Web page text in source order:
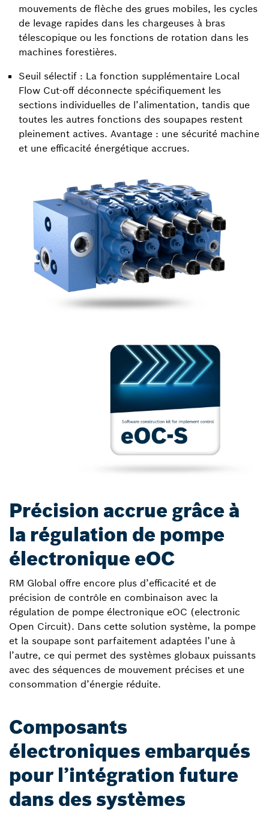
mouvements de flèche des grues mobiles, les cycles
de levage rapides dans les chargeuses à bras
télescopique ou les fonctions de rotation dans les
machines forestières.
Seuil sélectif : La fonction supplémentaire Local
Flow Cut-off déconnecte spécifiquement les
sections individuelles de l’alimentation, tandis que
toutes les autres fonctions des soupapes restent
pleinement actives. Avantage : une sécurité machine
et une efficacité énergétique accrues.
Précision accrue grâce à
la régulation de pompe
électronique eOC
RM Global offre encore plus d’efficacité et de
précision de contrôle en combinaison avec la
régulation de pompe électronique eOC (electronic
Open Circuit). Dans cette solution système, la pompe
et la soupape sont parfaitement adaptées l’une à
l’autre, ce qui permet des systèmes globaux puissants
avec des séquences de mouvement précises et une
consommation d’énergie réduite.
Composants
électroniques embarqués
pour l’intégration future
dans des systèmes